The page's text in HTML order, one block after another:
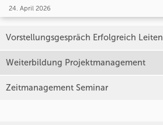
24. April 2026
Vorstellungsgespräch Erfolgreich Leiten
Weiterbildung Projektmanagement
Zeitmanagement Seminar